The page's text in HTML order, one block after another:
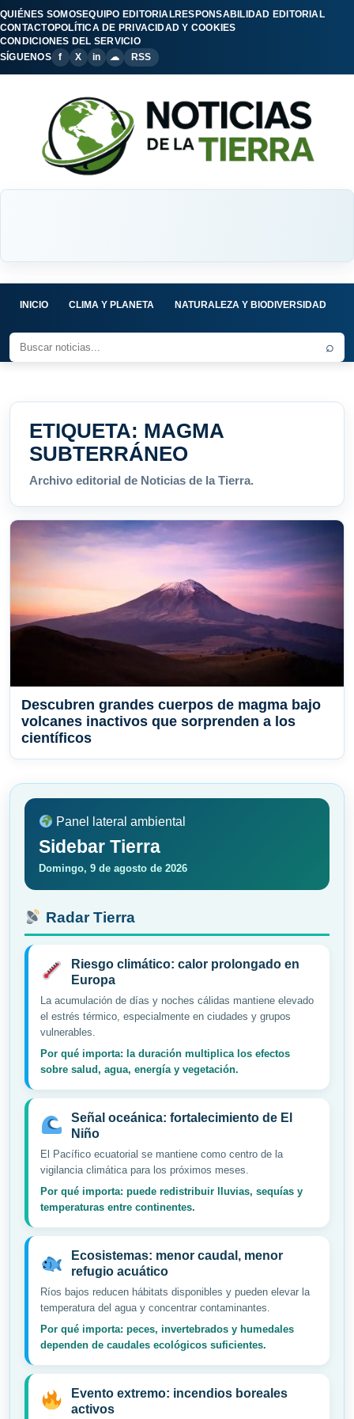
QUIÉNES SOMOSEQUIPO EDITORIALRESPONSABILIDAD EDITORIAL
CONTACTOPOLÍTICA DE PRIVACIDAD Y COOKIES
CONDICIONES DEL SERVICIO
SÍGUENOS
f X in ☁ RSS
INICIO CLIMA Y PLANETA NATURALEZA Y BIODIVERSIDAD
⌕
ETIQUETA: MAGMA
SUBTERRÁNEO
Archivo editorial de Noticias de la Tierra.
Descubren grandes cuerpos de magma bajo
volcanes inactivos que sorprenden a los
científicos
Panel lateral ambiental
Sidebar Tierra
Domingo, 9 de agosto de 2026
Radar Tierra
Riesgo climático: calor prolongado en
Europa
La acumulación de días y noches cálidas mantiene elevado
el estrés térmico, especialmente en ciudades y grupos
vulnerables.
Por qué importa: la duración multiplica los efectos
sobre salud, agua, energía y vegetación.
Señal oceánica: fortalecimiento de El
Niño
El Pacífico ecuatorial se mantiene como centro de la
vigilancia climática para los próximos meses.
Por qué importa: puede redistribuir lluvias, sequías y
temperaturas entre continentes.
Ecosistemas: menor caudal, menor
refugio acuático
Ríos bajos reducen hábitats disponibles y pueden elevar la
temperatura del agua y concentrar contaminantes.
Por qué importa: peces, invertebrados y humedales
dependen de caudales ecológicos suficientes.
Evento extremo: incendios boreales
activos